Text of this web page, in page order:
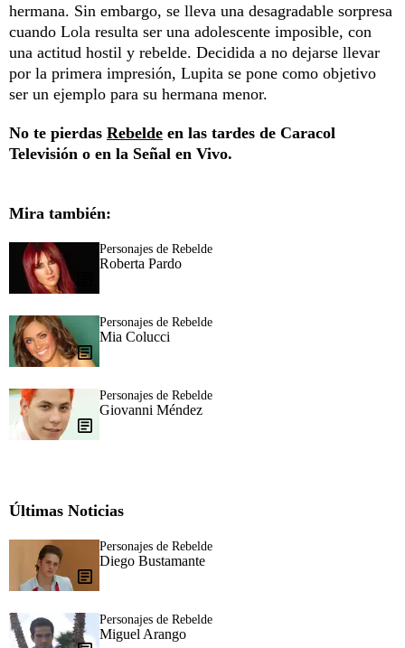
hermana. Sin embargo, se lleva una desagradable sorpresa
cuando Lola resulta ser una adolescente imposible, con
una actitud hostil y rebelde. Decidida a no dejarse llevar
por la primera impresión, Lupita se pone como objetivo
ser un ejemplo para su hermana menor.
No te pierdas Rebelde en las tardes de Caracol
Televisión o en la Señal en Vivo.
Mira también:
Personajes de Rebelde
Roberta Pardo
Personajes de Rebelde
Mia Colucci
Personajes de Rebelde
Giovanni Méndez
Últimas Noticias
Personajes de Rebelde
Diego Bustamante
Personajes de Rebelde
Miguel Arango